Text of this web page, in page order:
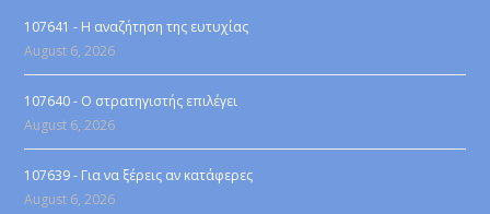
107641 - Η αναζήτηση της ευτυχίας
August 6, 2026
107640 - Ο στρατηγιστής επιλέγει
August 6, 2026
107639 - Για να ξέρεις αν κατάφερες
August 6, 2026